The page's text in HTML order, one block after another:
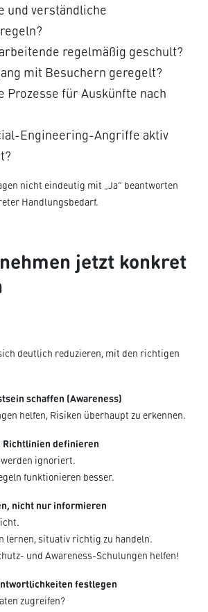
und verständliche
regelmäßig geschult?
mit Besuchern geregelt?
Prozesse für Auskünfte nach
Engineering-Angriffe aktiv
nicht eindeutig mit „Ja“ beantworten
Handlungsbedarf.
jetzt konkret
deutlich reduzieren, mit den richtigen
schaffen (Awareness)
helfen, Risiken überhaupt zu erkennen.
Richtlinien definieren
ignoriert.
funktionieren besser.
nicht nur informieren
lernen, situativ richtig zu handeln.
und Awareness-Schulungen helfen!
festlegen
zugreifen?